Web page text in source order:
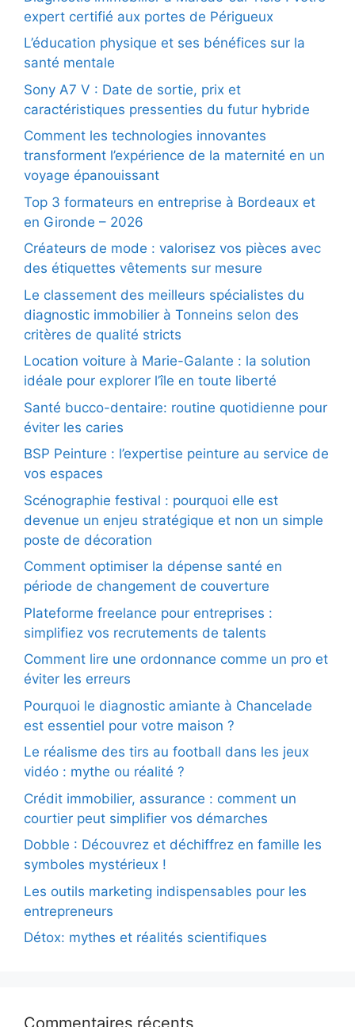
expert certifié aux portes de Périgueux
L’éducation physique et ses bénéfices sur la
santé mentale
Sony A7 V : Date de sortie, prix et
caractéristiques pressenties du futur hybride
Comment les technologies innovantes
transforment l’expérience de la maternité en un
voyage épanouissant
Top 3 formateurs en entreprise à Bordeaux et
en Gironde – 2026
Créateurs de mode : valorisez vos pièces avec
des étiquettes vêtements sur mesure
Le classement des meilleurs spécialistes du
diagnostic immobilier à Tonneins selon des
critères de qualité stricts
Location voiture à Marie-Galante : la solution
idéale pour explorer l’île en toute liberté
Santé bucco-dentaire: routine quotidienne pour
éviter les caries
BSP Peinture : l’expertise peinture au service de
vos espaces
Scénographie festival : pourquoi elle est
devenue un enjeu stratégique et non un simple
poste de décoration
Comment optimiser la dépense santé en
période de changement de couverture
Plateforme freelance pour entreprises :
simplifiez vos recrutements de talents
Comment lire une ordonnance comme un pro et
éviter les erreurs
Pourquoi le diagnostic amiante à Chancelade
est essentiel pour votre maison ?
Le réalisme des tirs au football dans les jeux
vidéo : mythe ou réalité ?
Crédit immobilier, assurance : comment un
courtier peut simplifier vos démarches
Dobble : Découvrez et déchiffrez en famille les
symboles mystérieux !
Les outils marketing indispensables pour les
entrepreneurs
Détox: mythes et réalités scientifiques
Commentaires récents